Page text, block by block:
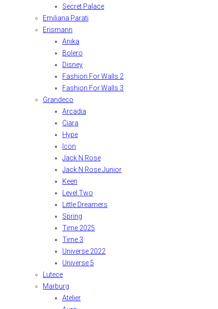
Secret Palace
Emiliana Parati
Erismann
Anika
Bolero
Disney
Fashion For Walls 2
Fashion For Walls 3
Grandeco
Arcadia
Ciara
Hype
Icon
Jack N Rose
Jack N Rose Junior
Keen
Level Two
Little Dreamers
Spring
Time 2025
Time 3
Universe 2022
Universe 5
Lutece
Marburg
Atelier